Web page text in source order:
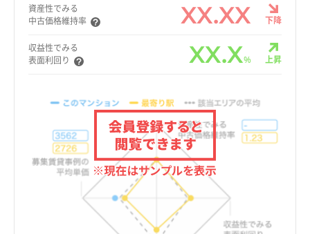
資産性でみる
中古価格維持率
XX.XX 下降
収益性でみる
表面利回り
XX.X% 上昇